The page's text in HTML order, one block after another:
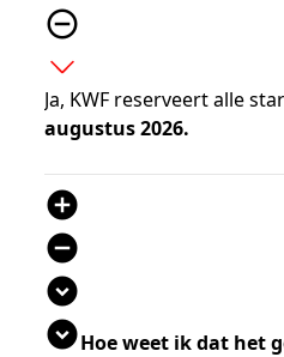
remove_circle_outline
expand_more
Ja, KWF reserveert alle
augustus 2026.
add_circle
remove_circle
expand_circle_down
expand_circle_downHoe weet ik dat het